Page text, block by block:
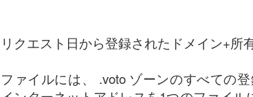
リクエスト日から登録されたドメイン+所
ファイルには、 .voto ゾーンのすべての